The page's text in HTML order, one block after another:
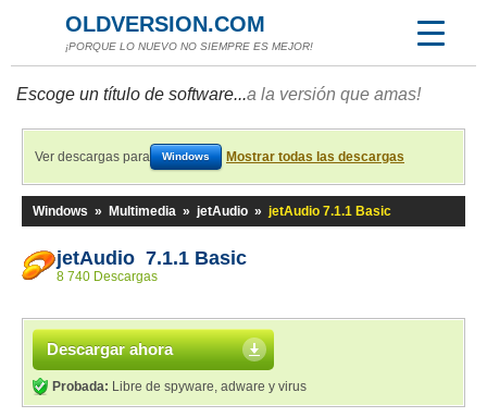
OLDVERSION.COM
¡PORQUE LO NUEVO NO SIEMPRE ES MEJOR!
Escoge un título de software...a la versión que amas!
Ver descargas para Windows Mostrar todas las descargas
Windows » Multimedia » jetAudio » jetAudio 7.1.1 Basic
jetAudio 7.1.1 Basic
8 740 Descargas
Descargar ahora
Probada: Libre de spyware, adware y virus